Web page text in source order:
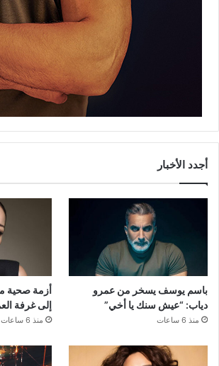
أجدد الأخبار
باسم يوسف يسخر من عمرو
دياب: “عيش سنك يا أخي”
منذ 6 ساعات
أزمة صحية
إلى غرفة
منذ 6 ساعات